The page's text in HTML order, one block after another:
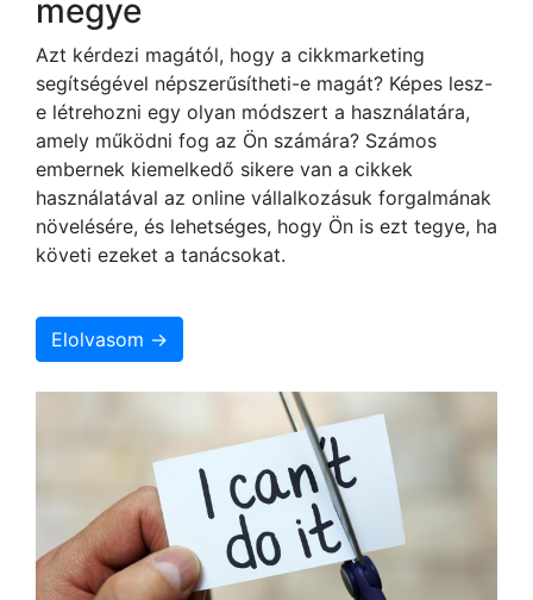
megye
Azt kérdezi magától, hogy a cikkmarketing
segítségével népszerűsítheti-e magát? Képes lesz-
e létrehozni egy olyan módszert a használatára,
amely működni fog az Ön számára? Számos
embernek kiemelkedő sikere van a cikkek
használatával az online vállalkozásuk forgalmának
növelésére, és lehetséges, hogy Ön is ezt tegye, ha
követi ezeket a tanácsokat.
Elolvasom →